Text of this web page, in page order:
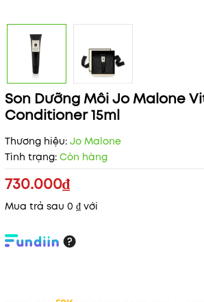
Son Dưỡng Môi Jo Malone
Conditioner 15ml
Thương hiệu: Jo Malone
Tình trạng: Còn hàng
730.000₫
Mua trả sau 0 ₫ với